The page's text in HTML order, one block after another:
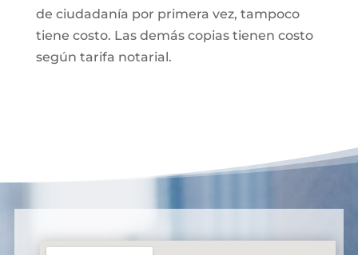
de ciudadanía por primera vez, tampoco
tiene costo. Las demás copias tienen costo
según tarifa notarial.